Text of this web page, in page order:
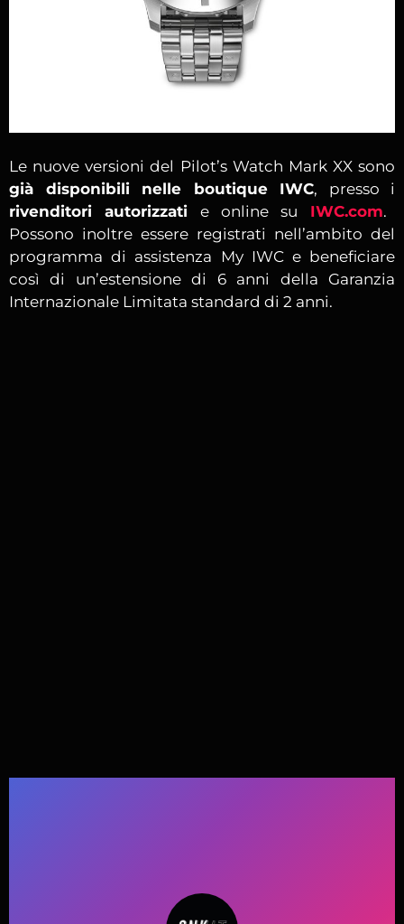
Le nuove versioni del Pilot’s Watch Mark XX sono
già disponibili nelle boutique IWC, presso i
rivenditori autorizzati e online su IWC.com.
Possono inoltre essere registrati nell’ambito del
programma di assistenza My IWC e beneficiare
così di un’estensione di 6 anni della Garanzia
Internazionale Limitata standard di 2 anni.